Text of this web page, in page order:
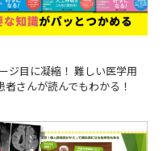
ジ目に凝縮！ 難しい医学用
さんが読んでもわかる！